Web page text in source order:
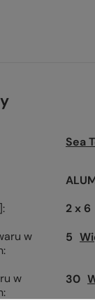
Sea
2 x 6
w
5
w
30